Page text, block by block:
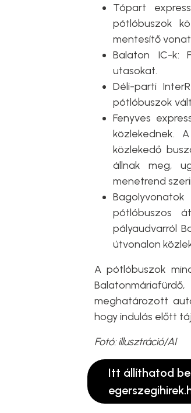
Tópart
pótlóbuszok
mentesítő
Balaton IC-k:
utasokat.
Déli-parti
pótlóbuszok
Fenyves
közlekednek.
közlekedő
állnak meg,
menetrend
pótlóbuszos
pályaudvarról
útvonalon
A pótlóbuszok
meghatározott
hogy indulás előtt
Fotó: illusztráció/AI
Itt állíthatod